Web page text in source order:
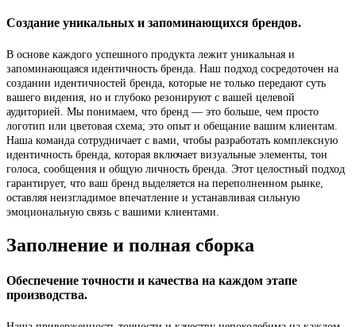
Создание уникальных и запоминающихся брендов.
В основе каждого успешного продукта лежит уникальная и
запоминающаяся идентичность бренда. Наш подход сосредоточен на
создании идентичностей бренда, которые не только передают суть
вашего видения, но и глубоко резонируют с вашей целевой
аудиторией. Мы понимаем, что бренд — это больше, чем просто
логотип или цветовая схема; это опыт и обещание вашим клиентам.
Наша команда сотрудничает с вами, чтобы разработать комплексную
идентичность бренда, которая включает визуальные элементы, тон
голоса, сообщения и общую личность бренда. Этот целостный подход
гарантирует, что ваш бренд выделяется на переполненном рынке,
оставляя неизгладимое впечатление и устанавливая сильную
эмоциональную связь с вашими клиентами.
Заполнение и полная сборка
Обеспечение точности и качества на каждом этапе
производства.